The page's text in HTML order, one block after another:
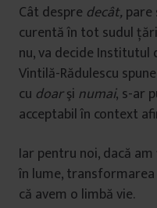
Cât despre decât,
curentă în tot sudul
nu, va decide
Vintilă-Rădulescu
cu doarşi numai, s-ar
acceptabil în context
Iar pentru noi, dacă
în lume,
că avem o limbă vie.